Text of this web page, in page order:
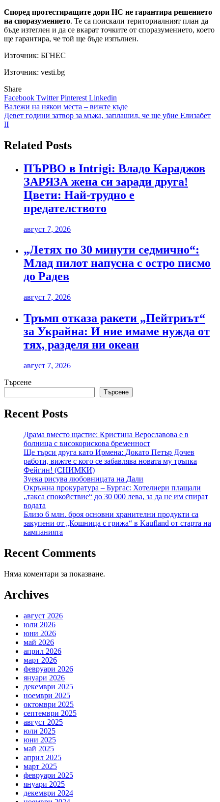
Според протестиращите дори НС не гарантира решението
на споразумението. Те са поискали териториалният план да
бъде изтеглен и да се вкарат точките от споразумението, което
ще гарантира, че той ще бъде изпълнен.
Източник: БГНЕС
Източник: vesti.bg
Share
Facebook TwitterPinterest Linkedin
Навигация
Валежи на някои места – вижте къде
Девет години затвор за мъжа, заплашил, че ще убие Елизабет
II
Related Posts
ПЪРВО в Intrigi: Владо Караджов
ЗАРЯЗА жена си заради друга!
Цвети: Най-трудно е
предателството
август 7, 2026
„Летях по 30 минути седмично“:
Млад пилот напусна с остро писмо
до Радев
август 7, 2026
Тръмп отказа ракети „Пейтриът“
за Украйна: И ние имаме нужда от
тях, разделя ни океан
август 7, 2026
Търсене
Търсене
Recent Posts
Драма вместо щастие: Кристина Верославова е в
болница с високорискова бременност
Ще търси друга като Ирмена: Докато Петър Дочев
работи, вижте с кого се забавлява новата му тръпка
Фейгин! (СНИМКИ)
Зуека рисува любовницата на Дали
Окръжна прокуратура – Бургас: Хотелиери плащали
„такса спокойствие“ до 30 000 лева, за да не им спират
водата
Близо 6 млн. броя основни хранителни продукти са
закупени от „Кошница с грижа“ в Kaufland от старта на
кампанията
Recent Comments
Няма коментари за показване.
Archives
август 2026
юли 2026
юни 2026
май 2026
април 2026
март 2026
февруари 2026
януари 2026
декември 2025
ноември 2025
октомври 2025
септември 2025
август 2025
юли 2025
юни 2025
май 2025
април 2025
март 2025
февруари 2025
януари 2025
декември 2024